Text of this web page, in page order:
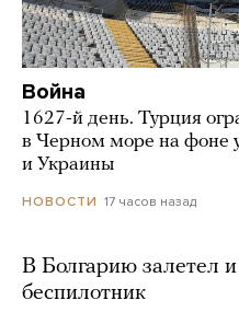
Война
1627-й день. Турция
в Черном море на фоне
и Украины
НОВОСТИ 17 часов назад
В Болгарию залетел
беспилотник